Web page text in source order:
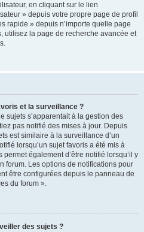
en cliquant sur le lien
» depuis votre propre page de profil
rapide » depuis n’importe quelle page
utilisez la page de recherche avancée et
et la surveillance ?
sujets s’apparentait à la gestion des
pas notifié des mises à jour. Depuis
est similaire à la surveillance d’un
lorsqu’un sujet favoris a été mis à
également d’être notifié lorsqu’il y
forum. Les options de notifications pour
être configurées depuis le panneau de
du forum ».
des sujets ?